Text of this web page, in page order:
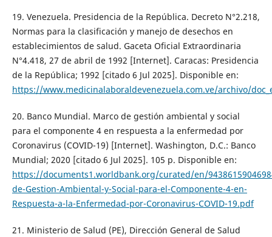
19. Venezuela. Presidencia de la República. Decreto N°2.218,
Normas para la clasificación y manejo de desechos en
establecimientos de salud. Gaceta Oficial Extraordinaria
N°4.418, 27 de abril de 1992 [Internet]. Caracas: Presidencia
de la República; 1992 [citado 6 Jul 2025]. Disponible en:
https://www.medicinalaboraldevenezuela.com.ve/archivo/
20. Banco Mundial. Marco de gestión ambiental y social
para el componente 4 en respuesta a la enfermedad por
Coronavirus (COVID-19) [Internet]. Washington, D.C.: Banco
Mundial; 2020 [citado 6 Jul 2025]. 105 p. Disponible en:
https://documents1.worldbank.org/curated/en/
de-Gestion-Ambiental-y-Social-para-el-Componente-4-en-
Respuesta-a-la-Enfermedad-por-Coronavirus-COVID-19.pdf
21. Ministerio de Salud (PE), Dirección General de Salud